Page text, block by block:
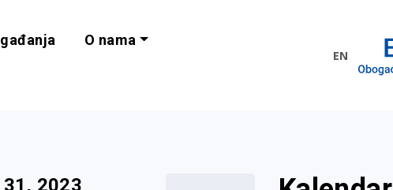
programe EU
O nama
EN
2023